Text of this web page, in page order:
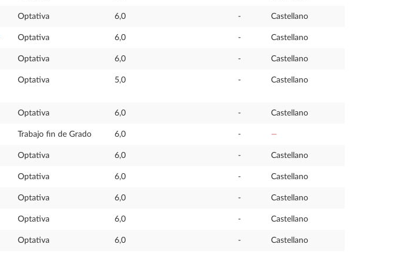
Optativa 6,0 - Castellano
Optativa 6,0 - Castellano
Optativa 6,0 - Castellano
Optativa 5,0 - Castellano
Optativa 6,0 - Castellano
Trabajo fin de Grado 6,0 - —
Optativa 6,0 - Castellano
Optativa 6,0 - Castellano
Optativa 6,0 - Castellano
Optativa 6,0 - Castellano
Optativa 6,0 - Castellano